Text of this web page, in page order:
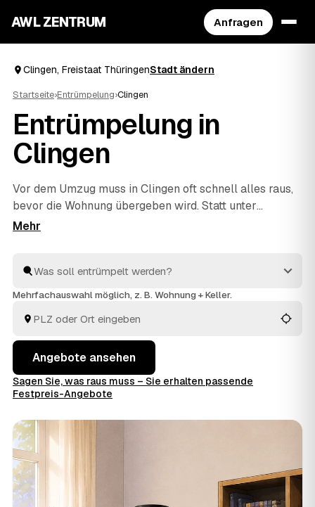
AWL ZENTRUM Anfragen
Clingen, Freistaat ThüringenStadt ändern
Startseite›Entrümpelung›Clingen
Entrümpelung in
Clingen
Vor dem Umzug muss in Clingen oft schnell alles raus,
bevor die Wohnung übergeben wird. Statt unter
Zeitdruck den erstbesten Betrieb zu nehmen, stellen
Greußen undGroßenehrich. So vergleichen Sie Preise
und Termine, auch wenn es eilig ist. Die Profis kümmern
Mehrfachauswahl möglich, z. B. Wohnung + Keller.
Angebote ansehen
Sagen Sie, was raus muss – Sie erhalten passende
Festpreis-Angebote